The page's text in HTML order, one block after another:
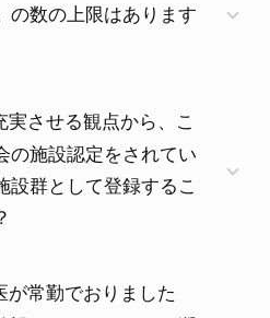
の数の上限はあります
実させる観点から、こ
の施設認定をされてい
設群として登録するこ
が常勤でおりました